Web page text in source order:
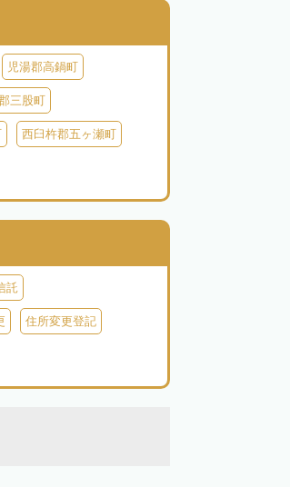
児湯郡高鍋町
三股町
西臼杵郡五ヶ瀬町
託
住所変更登記